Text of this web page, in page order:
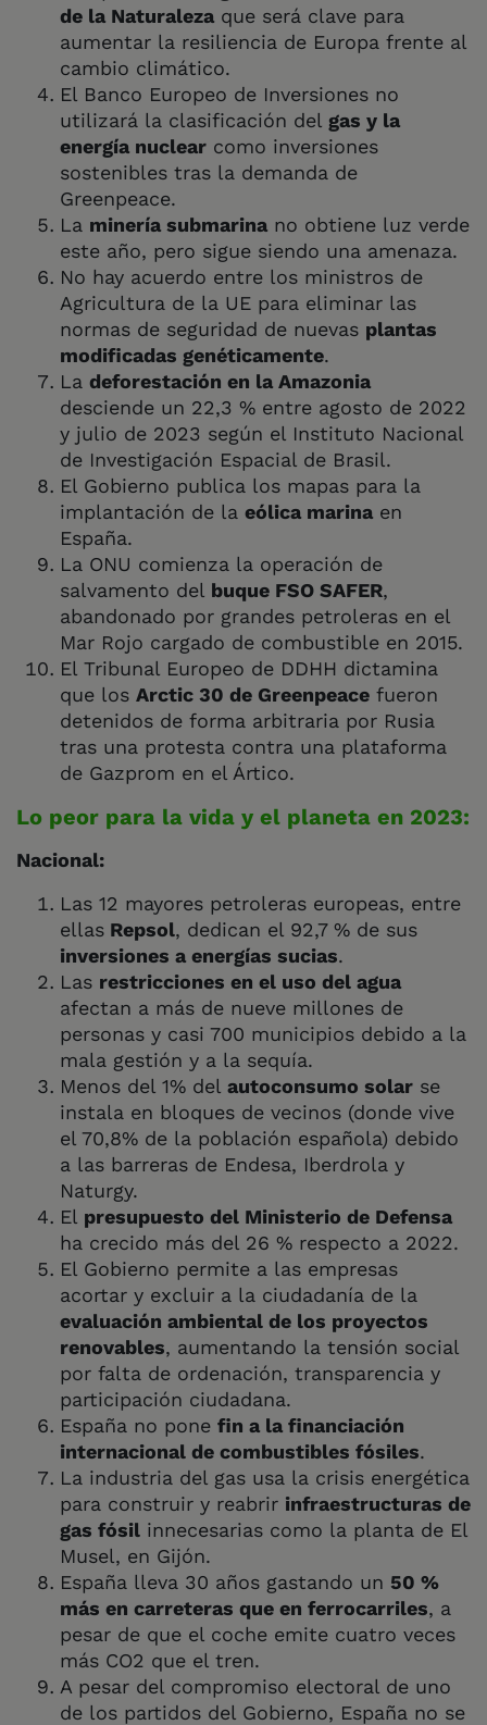
de la Naturaleza que será clave para
aumentar la resiliencia de Europa frente al
cambio climático.
El Banco Europeo de Inversiones no
utilizará la clasificación del gas y la
energía nuclear como inversiones
sostenibles tras la demanda de
Greenpeace.
La minería submarina no obtiene luz verde
este año, pero sigue siendo una amenaza.
No hay acuerdo entre los ministros de
Agricultura de la UE para eliminar las
normas de seguridad de nuevas plantas
modificadas genéticamente.
La deforestación en la Amazonia
desciende un 22,3 % entre agosto de 2022
y julio de 2023 según el Instituto Nacional
de Investigación Espacial de Brasil.
El Gobierno publica los mapas para la
implantación de la eólica marina en
España.
La ONU comienza la operación de
salvamento del buque FSO SAFER,
abandonado por grandes petroleras en el
Mar Rojo cargado de combustible en 2015.
El Tribunal Europeo de DDHH dictamina
que los Arctic 30 de Greenpeace fueron
detenidos de forma arbitraria por Rusia
tras una protesta contra una plataforma
de Gazprom en el Ártico.
Lo peor para la vida y el planeta en 2023:
Nacional:
Las 12 mayores petroleras europeas, entre
ellas Repsol, dedican el 92,7 % de sus
inversiones a energías sucias.
Las restricciones en el uso del agua
afectan a más de nueve millones de
personas y casi 700 municipios debido a la
mala gestión y a la sequía.
Menos del 1% del autoconsumo solar se
instala en bloques de vecinos (donde vive
el 70,8% de la población española) debido
a las barreras de Endesa, Iberdrola y
Naturgy.
El presupuesto del Ministerio de Defensa
ha crecido más del 26 % respecto a 2022.
El Gobierno permite a las empresas
acortar y excluir a la ciudadanía de la
evaluación ambiental de los proyectos
renovables, aumentando la tensión social
por falta de ordenación, transparencia y
participación ciudadana.
España no pone fin a la financiación
internacional de combustibles fósiles.
La industria del gas usa la crisis energética
para construir y reabrir infraestructuras de
gas fósil innecesarias como la planta de El
Musel, en Gijón.
España lleva 30 años gastando un 50 %
más en carreteras que en ferrocarriles, a
pesar de que el coche emite cuatro veces
más CO2 que el tren.
A pesar del compromiso electoral de uno
de los partidos del Gobierno, España no se